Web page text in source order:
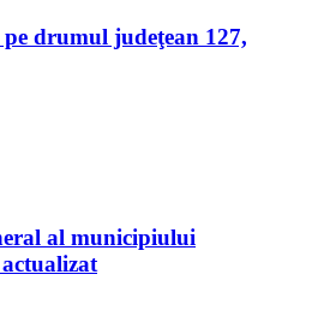
drumul judeţean 127,
al municipiului